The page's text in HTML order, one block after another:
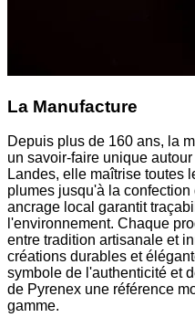
La Manufacture
Depuis plus de 160 ans, la
un savoir-faire unique
Landes, elle maîtrise toutes
plumes jusqu'à la
ancrage local garantit
l'environnement. Chaque
entre tradition artisanale et
créations durables et
symbole de l'authenticité et
de Pyrenex une référence
gamme.